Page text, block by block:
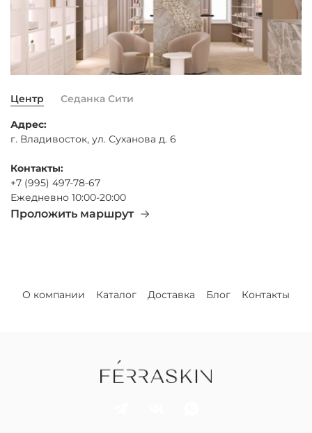
Центр Седанка Сити
Адрес:
г. Владивосток, ул. Суханова д. 6
Контакты:
+7 (995) 497-78-67
Ежедневно 10:00-20:00
Проложить маршрут
О компании Каталог Доставка Блог Контакты